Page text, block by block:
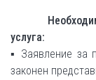
Необходими
услуга:
▪ Заявление за
законен